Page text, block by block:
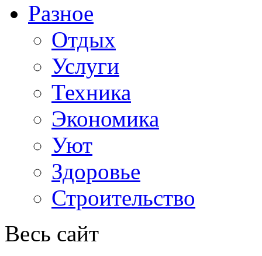
Разное
Отдых
Услуги
Техника
Экономика
Уют
Здоровье
Строительство
Весь сайт